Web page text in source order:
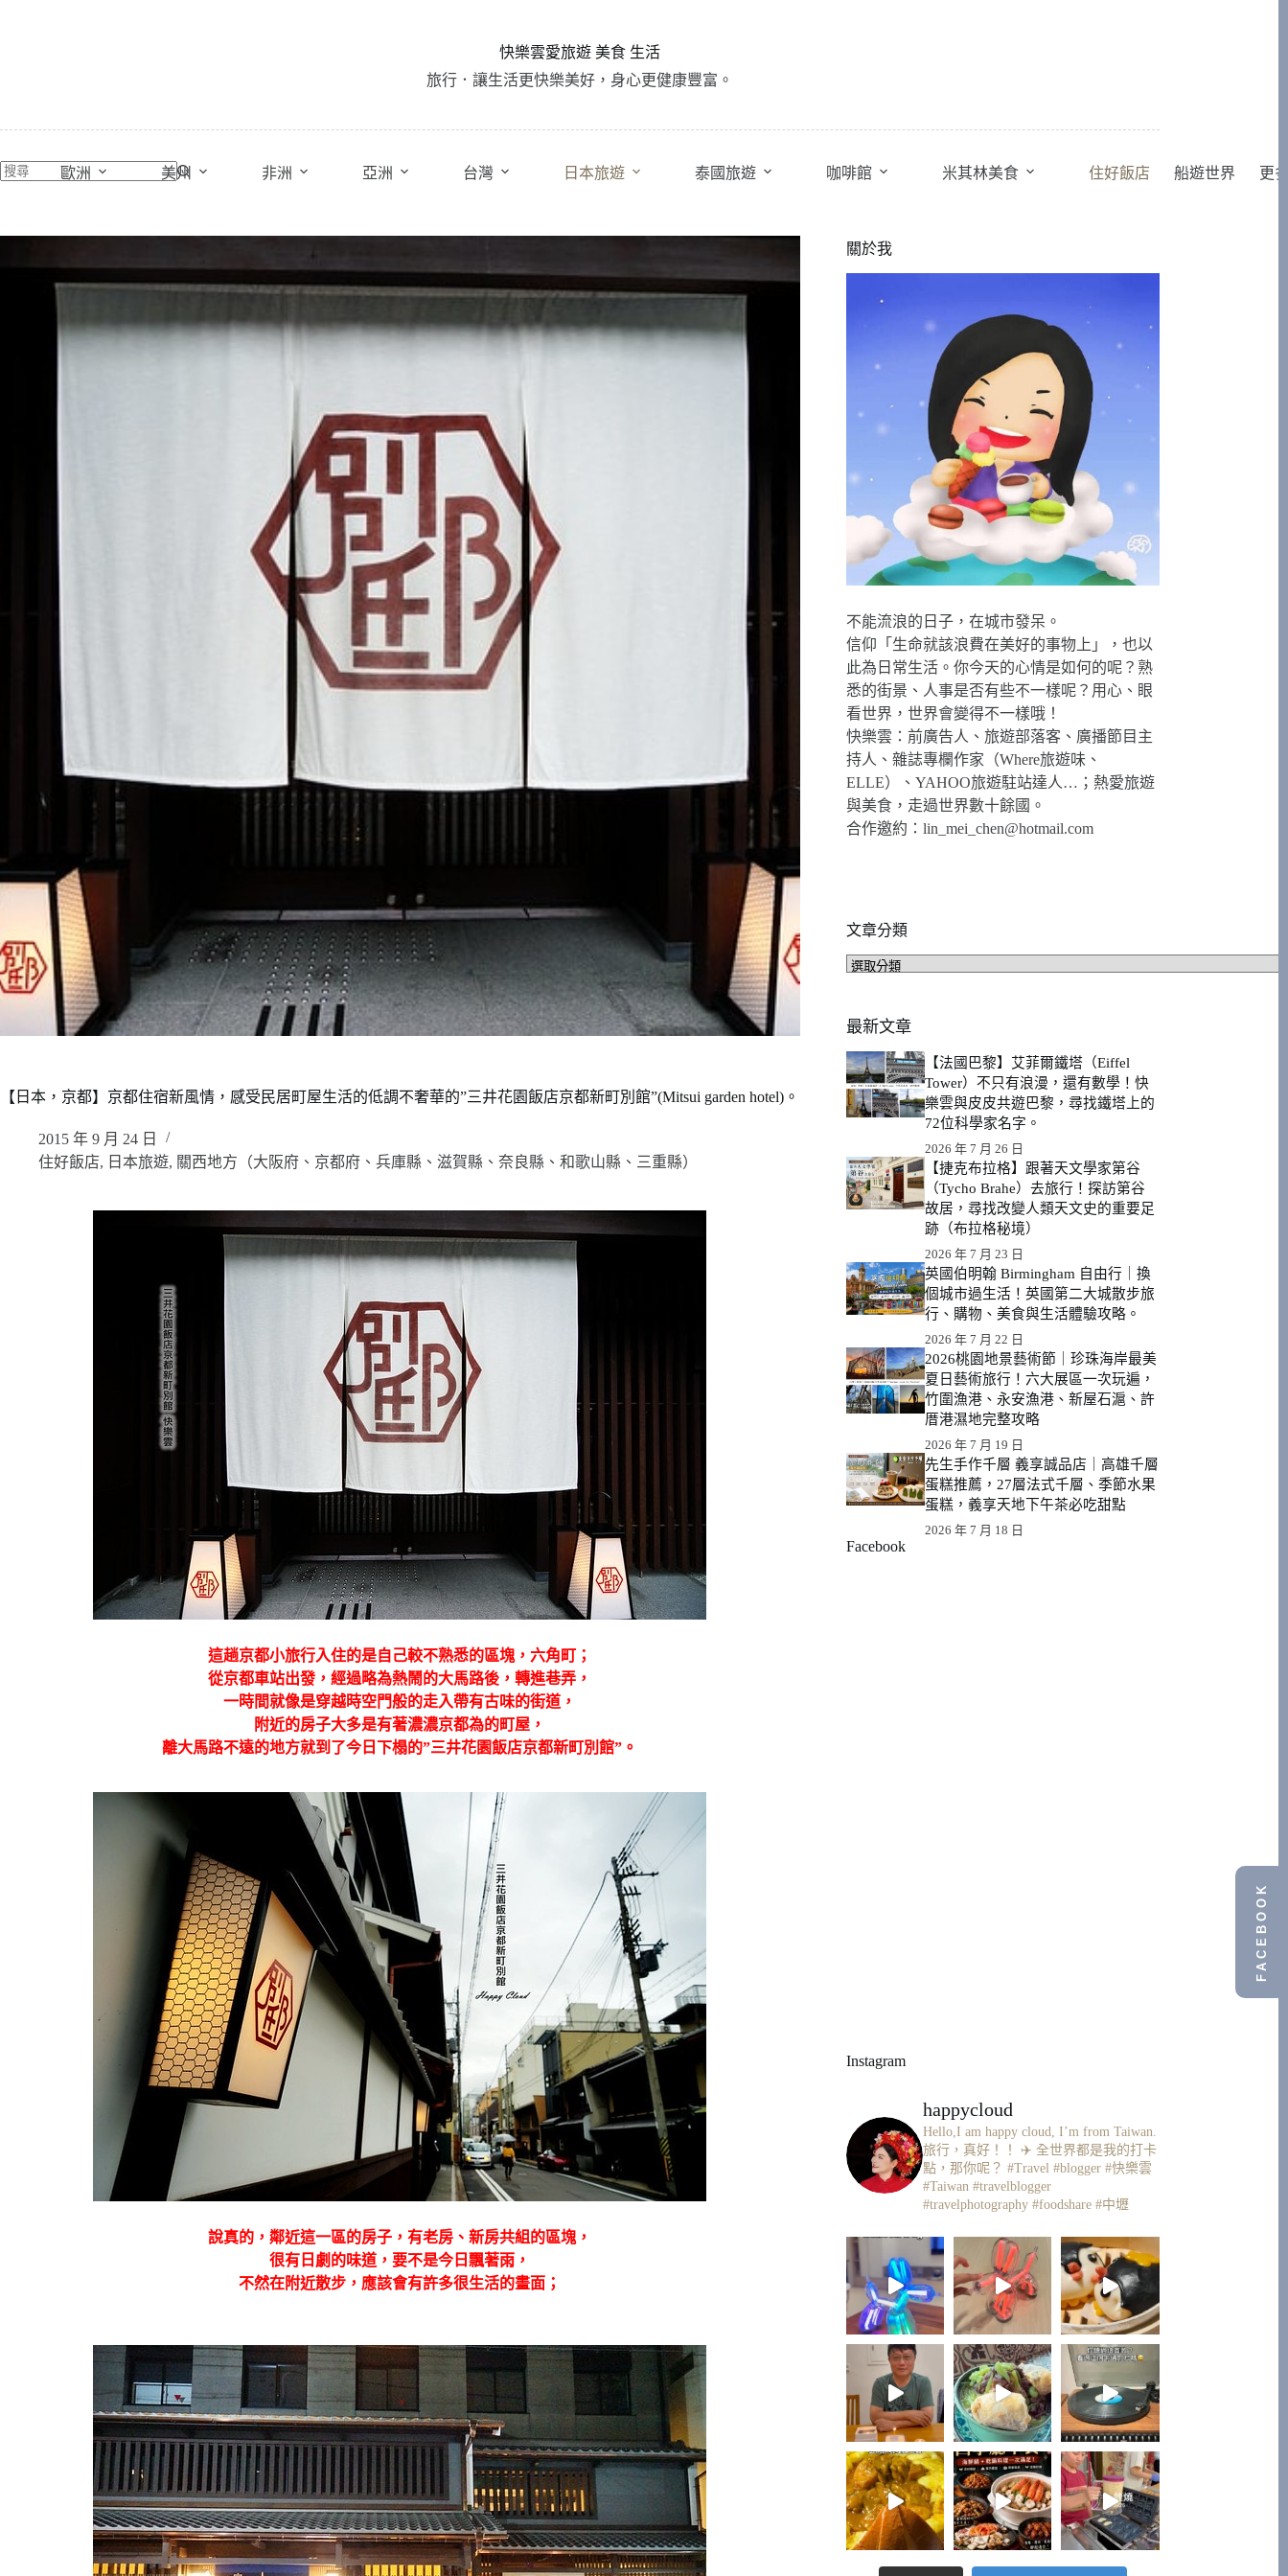
容
快樂雲愛旅遊 美食 生活
旅行．讓生活更快樂美好，身心更健康豐富。
歐洲 美州 非洲 亞洲 台灣 日本旅遊 泰國旅遊 咖啡館 米其林美食 住好飯店 船遊世界 更
【日本，京都】京都住宿新風情，感受民居町屋生活的低調不奢華的”三井花園飯店京都新町別館”(Mitsui garden hotel)。
2015 年 9 月 24 日
住好飯店, 日本旅遊, 關西地方（大阪府、京都府、兵庫縣、滋賀縣、奈良縣、和歌山縣、三重縣）
這趟京都小旅行入住的是自己較不熟悉的區塊，六角町；
從京都車站出發，經過略為熱鬧的大馬路後，轉進巷弄，
一時間就像是穿越時空門般的走入帶有古味的街道，
附近的房子大多是有著濃濃京都為的町屋，
離大馬路不遠的地方就到了今日下榻的”三井花園飯店京都新町別館”。
說真的，鄰近這一區的房子，有老房、新房共組的區塊，
很有日劇的味道，要不是今日飄著雨，
不然在附近散步，應該會有許多很生活的畫面；
關於我
不能流浪的日子，在城市發呆。
信仰「生命就該浪費在美好的事物上」，也以
此為日常生活。你今天的心情是如何的呢？熟
悉的街景、人事是否有些不一樣呢？用心、眼
看世界，世界會變得不一樣哦！
快樂雲：前廣告人、旅遊部落客、廣播節目主
持人、雜誌專欄作家（Where旅遊味、
ELLE）、YAHOO旅遊駐站達人…；熱愛旅遊
與美食，走過世界數十餘國。
合作邀約：lin_mei_chen@hotmail.com
文章分類
文
類
最新文章
【法國巴黎】艾菲爾鐵塔（Eiffel
Tower）不只有浪漫，還有數學！快
樂雲與皮皮共遊巴黎，尋找鐵塔上的
72位科學家名字。
2026 年 7 月 26 日
【捷克布拉格】跟著天文學家第谷
（Tycho Brahe）去旅行！探訪第谷
故居，尋找改變人類天文史的重要足
跡（布拉格秘境）
2026 年 7 月 23 日
英國伯明翰 Birmingham 自由行｜換
個城市過生活！英國第二大城散步旅
行、購物、美食與生活體驗攻略。
2026 年 7 月 22 日
2026桃園地景藝術節｜珍珠海岸最美
夏日藝術旅行！六大展區一次玩遍，
竹圍漁港、永安漁港、新屋石滬、許
厝港濕地完整攻略
2026 年 7 月 19 日
先生手作千層 義享誠品店｜高雄千層
蛋糕推薦，27層法式千層、季節水果
蛋糕，義享天地下午茶必吃甜點
2026 年 7 月 18 日
Facebook
Instagram
happycloud
Hello,I am happy cloud, I’m from Taiwan.
旅行，真好！！ ✈️ 全世界都是我的打卡
點，那你呢？ #Travel #blogger #快樂雲
#Taiwan #travelblogger
#travelphotography #foodshare #中壢
FACEBOOK